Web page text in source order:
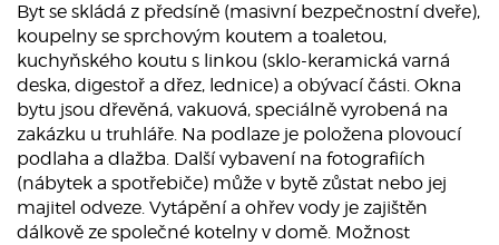
Byt se skládá z předsíně (masivní bezpečnostní dveře),
koupelny se sprchovým koutem a toaletou,
kuchyňského koutu s linkou (sklo-keramická varná
deska, digestoř a dřez, lednice) a obývací části. Okna
bytu jsou dřevěná, vakuová, speciálně vyrobená na
zakázku u truhláře. Na podlaze je položena plovoucí
podlaha a dlažba. Další vybavení na fotografiích
(nábytek a spotřebiče) může v bytě zůstat nebo jej
majitel odveze. Vytápění a ohřev vody je zajištěn
dálkově ze společné kotelny v domě. Možnost